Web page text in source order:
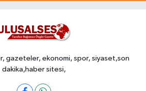
gazeteler, ekonomi, spor, siyaset,son
dakika,haber sitesi,